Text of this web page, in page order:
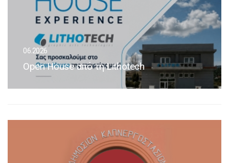
06.2026
Open House από τη Lithotech